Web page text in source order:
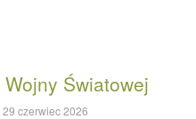
Światowej
czerwiec 2026